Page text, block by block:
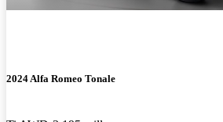
2024 Alfa Romeo Tonale